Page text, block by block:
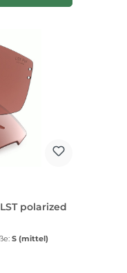
polarized
S (mittel)